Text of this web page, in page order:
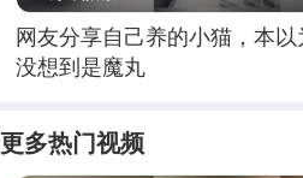
网友分享自己养的小猫，本
没想到是魔丸
更多热门视频